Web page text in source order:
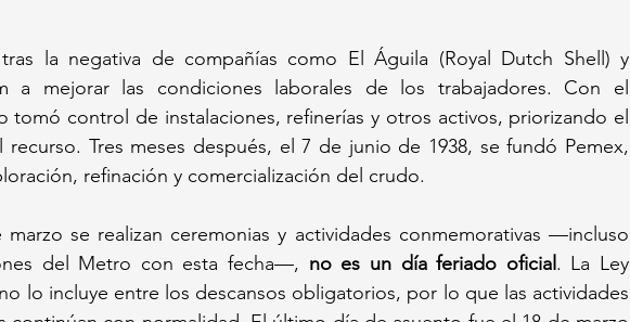
la negativa de compañías como El Águila (Royal Dutch Shell) y
a mejorar las condiciones laborales de los trabajadores. Con el
tomó control de instalaciones, refinerías y otros activos, priorizando el
recurso. Tres meses después, el 7 de junio de 1938, se fundó Pemex,
refinación y comercialización del crudo.
se realizan ceremonias y actividades conmemorativas —incluso
del Metro con esta fecha—, no es un día feriado oficial . La Ley
lo incluye entre los descansos obligatorios, por lo que las actividades